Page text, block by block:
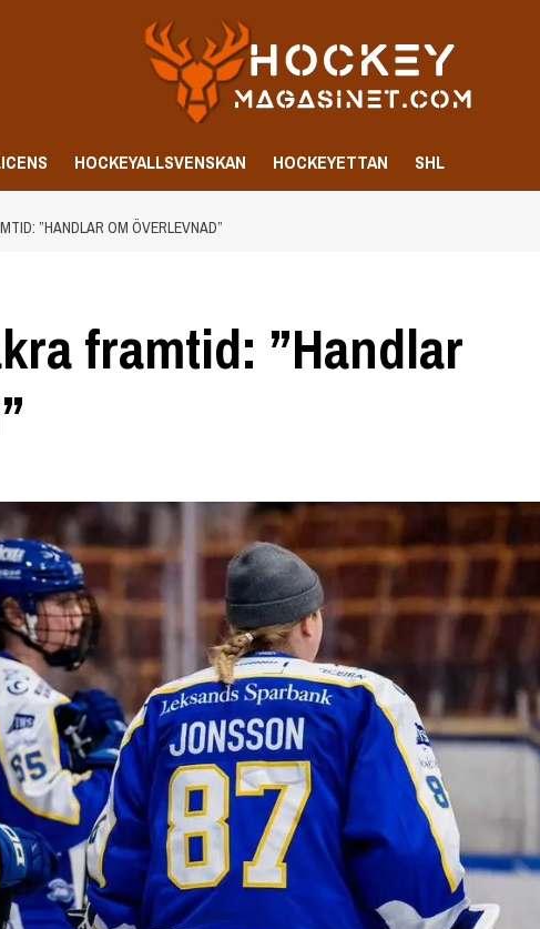
HOCKEYALLSVENSKAN HOCKEYETTAN SHL
”HANDLAR OM ÖVERLEVNAD”
framtid: ”Handlar